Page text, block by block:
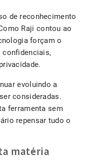
de reconhecimento
Raji contou ao
forçam o
confidenciais,
evoluindo a
consideradas.
ferramenta sem
repensar tudo o
matéria